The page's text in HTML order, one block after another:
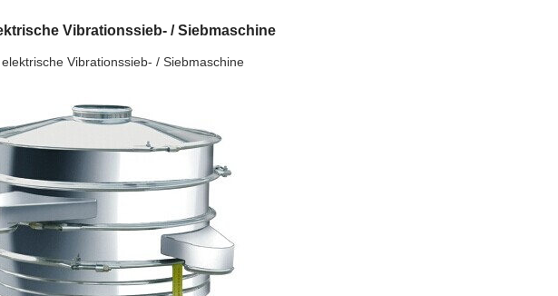
Vibrationssieb- / Siebmaschine
Vibrationssieb- / Siebmaschine